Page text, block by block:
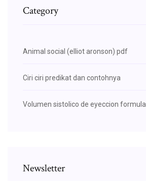
Category
Animal social (elliot aronson) pdf
Ciri ciri predikat dan contohnya
Volumen sistolico de eyeccion formula
Newsletter